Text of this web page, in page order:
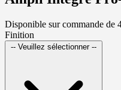
Disponible sur commande de
Finition
-- Veuillez sélectionner --